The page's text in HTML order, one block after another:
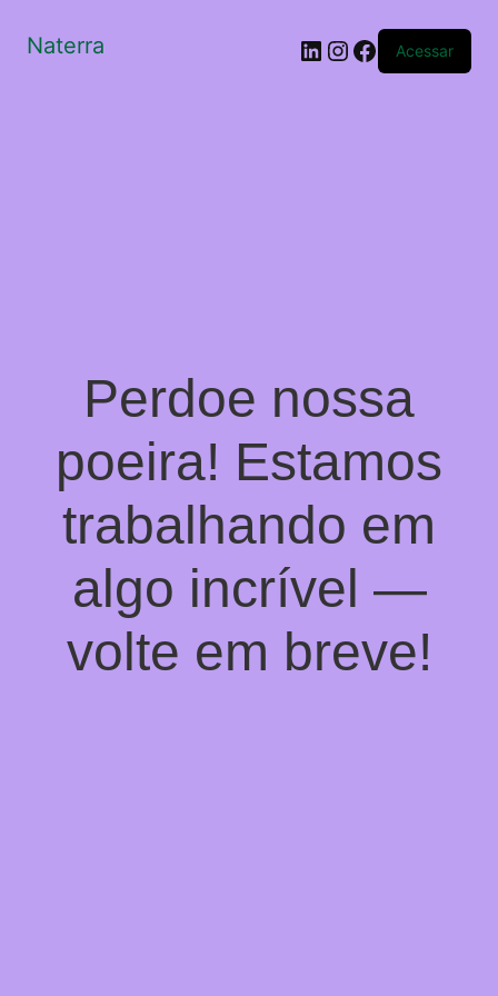
Naterra LinkedIn
Instagram
Facebook
Acessar
Perdoe nossa
poeira! Estamos
trabalhando em
algo incrível —
volte em breve!